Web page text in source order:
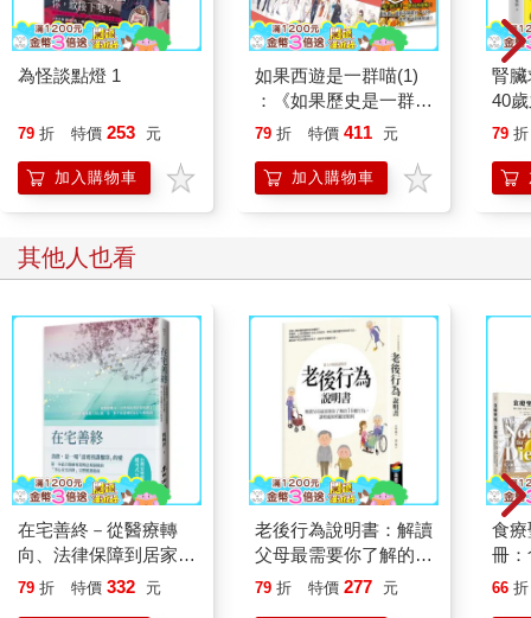
為怪談點燈 1
79 折 特價 253 元
加入購物車
如果西遊是一群喵(1)
：《如果歷史是一群
喵》作者最新力作，附
79 折 特價 411 元
加入購物車
腎
40
就
79 折
其他人也看
在宅善終－從醫療轉
向、法律保障到居家照
護；陪你看懂身體告別
79 折 特價 332 元
老後行為說明書：解讀
父母最需要你了解的
16種行為，讓相處和
79 折 特價 277 元
食
冊
食
66 折